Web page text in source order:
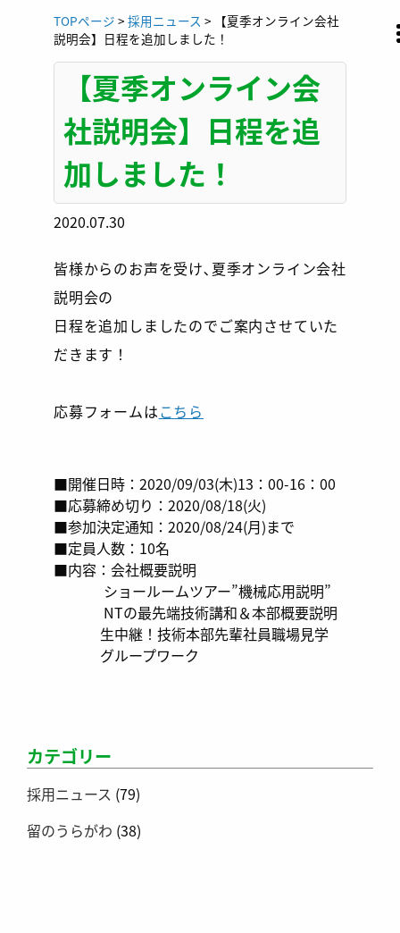
TOPページ > 採用ニュース >
【夏季オンライン会社
説明会】日程を追加しました！
【夏季オンライン会
社説明会】日程を追
加しました！
2020.07.30
皆様からのお声を受け､夏季オンライン会社
説明会の
日程を追加しましたのでご案内させていた
だきます！
応募フォームはこちら
■開催日時：2020/09/03(木)13：00-16：00
■応募締め切り：2020/08/18(火)
■参加決定通知：2020/08/24(月)まで
■定員人数：10名
■内容：会社概要説明
ショールームツアー”機械応用説明”
NTの最先端技術講和＆本部概要説明
生中継！技術本部先輩社員職場見学
グループワーク
カテゴリー
採用ニュース (79)
留のうらがわ (38)